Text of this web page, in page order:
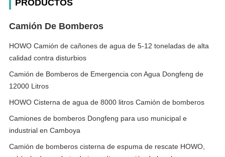
PRODUCTOS
Camión De Bomberos
HOWO Camión de cañones de agua de 5-12 toneladas de alta
calidad contra disturbios
Camión de Bomberos de Emergencia con Agua Dongfeng de
12000 Litros
HOWO Cisterna de agua de 8000 litros Camión de bomberos
Camiones de bomberos Dongfeng para uso municipal e
industrial en Camboya
Camión de bomberos cisterna de espuma de rescate HOWO,